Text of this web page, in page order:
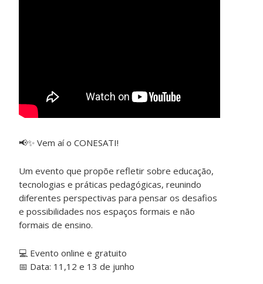
📢✨ Vem aí o CONESATI!
Um evento que propõe refletir sobre educação,
tecnologias e práticas pedagógicas, reunindo
diferentes perspectivas para pensar os desafios
e possibilidades nos espaços formais e não
formais de ensino.
💻 Evento online e gratuito
📅 Data: 11,12 e 13 de junho